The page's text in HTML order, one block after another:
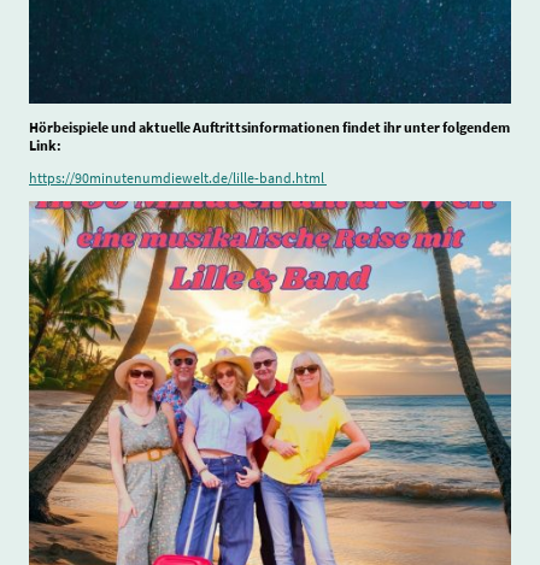
Hörbeispiele und aktuelle Auftrittsinformationen findet ihr unter folgendem
Link:
https://90minutenumdiewelt.de/lille-band.html